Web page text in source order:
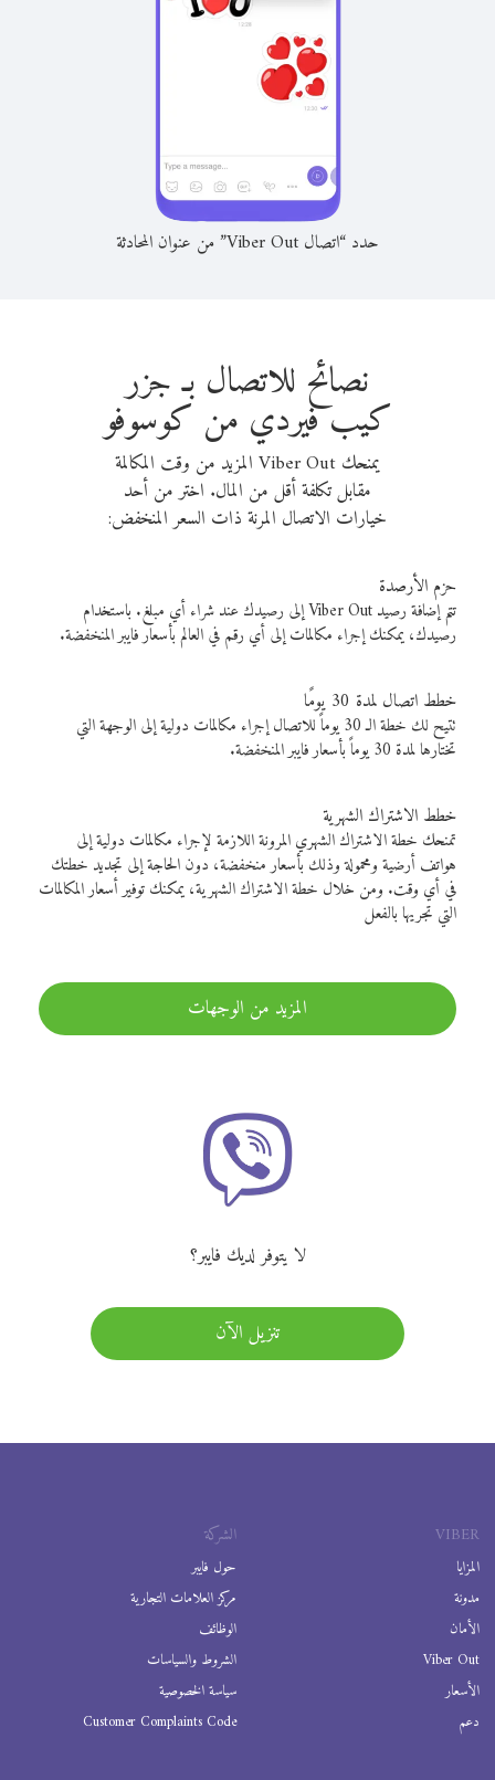
حدد “اتصال Viber Out” من عنوان المحادثة
نصائح للاتصال بـ جزر
كيب فيردي من كوسوفو
يمنحك Viber Out المزيد من وقت المكالمة
مقابل تكلفة أقل من المال. اختر من أحد
خيارات الاتصال المرنة ذات السعر المنخفض:
حزم الأرصدة
تتم إضافة رصيد Viber Out إلى رصيدك عند شراء أي مبلغ. باستخدام
رصيدك، يمكنك إجراء مكالمات إلى أي رقم في العالم بأسعار فايبر المنخفضة.
خطط اتصال لمدة 30 يومًا
تتيح لك خطة الـ 30 يوماً للاتصال إجراء مكالمات دولية إلى الوجهة التي
تختارها لمدة 30 يوماً بأسعار فايبر المنخفضة.
خطط الاشتراك الشهرية
تمنحك خطة الاشتراك الشهري المرونة اللازمة لإجراء مكالمات دولية إلى
هواتف أرضية ومحمولة وذلك بأسعار منخفضة، دون الحاجة إلى تجديد خطتك
في أي وقت. ومن خلال خطة الاشتراك الشهرية، يمكنك توفير أسعار المكالمات
التي تجريها بالفعل
المزيد من الوجهات
لا يتوفر لديك فايبر؟
تنزيل الآن
VIBER
المزايا
مدونة
الأمان
Viber Out
الأسعار
دعم
الشركة
حول فايبر
مركز العلامات التجارية
الوظائف
الشروط والسياسات
سياسة الخصوصية
Customer Complaints Code